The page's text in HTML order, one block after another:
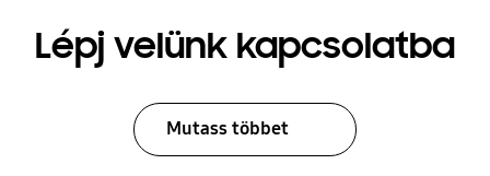
Lépj velünk kapcsolatba
Mutass többet